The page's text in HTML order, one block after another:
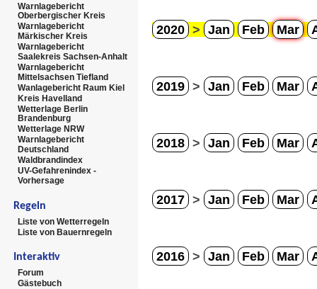
Warnlagebericht
Oberbergischer Kreis
Warnlagebericht
Märkischer Kreis
Warnlagebericht
Saalekreis Sachsen-Anhalt
Warnlagebericht
Mittelsachsen Tiefland
Wanlagebericht Raum Kiel
Kreis Havelland
Wetterlage Berlin
Brandenburg
Wetterlage NRW
Warnlagebericht
Deutschland
Waldbrandindex
UV-Gefahrenindex -
Vorhersage
Regeln
Liste von Wetterregeln
Liste von Bauernregeln
Interaktiv
Forum
Gästebuch
2020 > Jan Feb Mar
2019 > Jan Feb Mar
2018 > Jan Feb Mar
2017 > Jan Feb Mar
2016 > Jan Feb Mar